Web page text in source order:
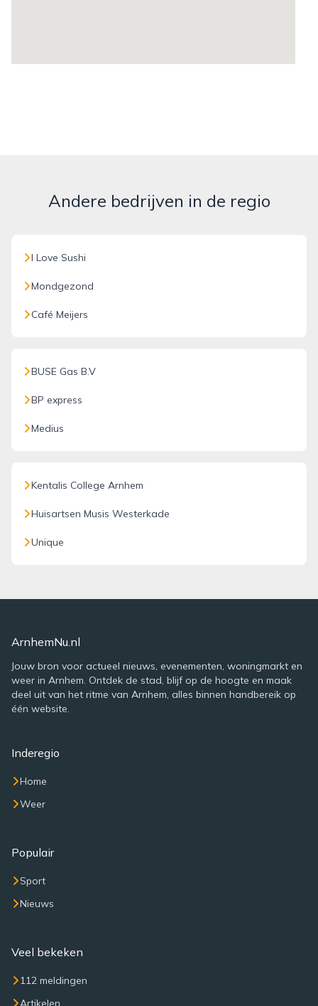
Andere bedrijven in de regio
I Love Sushi
Mondgezond
Café Meijers
BUSE Gas B.V
BP express
Medius
Kentalis College Arnhem
Huisartsen Musis Westerkade
Unique
ArnhemNu.nl
Jouw bron voor actueel nieuws, evenementen, woningmarkt en
weer in Arnhem. Ontdek de stad, blijf op de hoogte en maak
deel uit van het ritme van Arnhem, alles binnen handbereik op
één website.
Inderegio
Home
Weer
Populair
Sport
Nieuws
Veel bekeken
112 meldingen
Artikelen